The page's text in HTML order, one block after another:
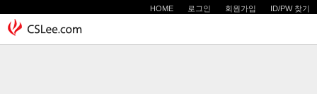
HOME 로그인 회원가입 ID/PW 찾기